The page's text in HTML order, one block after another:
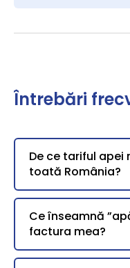
Întrebări
De ce tariful apei
toată România?
Ce înseamnă
factura mea?